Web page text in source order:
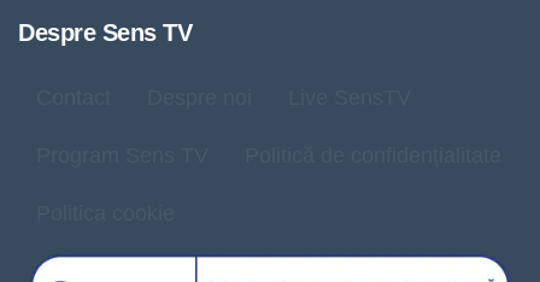
Despre Sens TV